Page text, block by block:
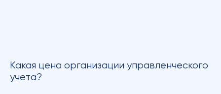
Какая цена организации управленческого
учета?